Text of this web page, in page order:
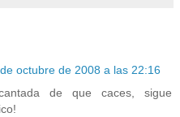
octubre de 2008 a las 22:16
de que caces, sigue